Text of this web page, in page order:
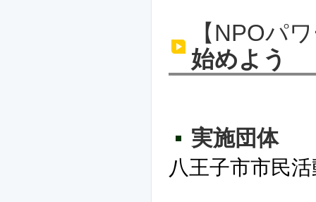
【NPOパ
始めよう
実施団体
八王子市市民